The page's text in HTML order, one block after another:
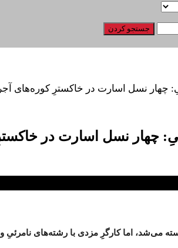
چهار نسل اسارت در خاکسترِ کوره‌های
چهار نسل اسارت در
می‌شد، اما کارگرِ مزدی با رشته‌های